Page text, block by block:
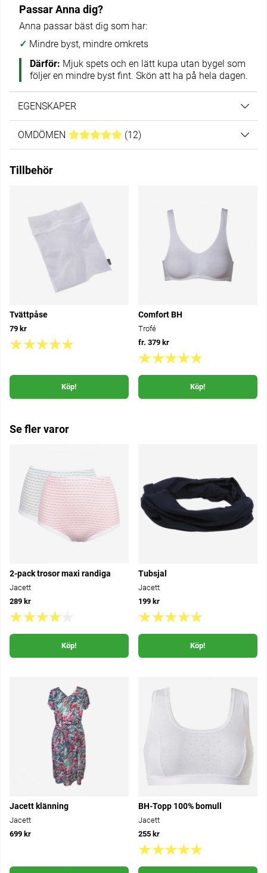
Passar Anna dig?
Anna passar bäst dig som har:
✓ Mindre byst, mindre omkrets
Därför: Mjuk spets och en lätt kupa utan bygel som
följer en mindre byst fint. Skön att ha på hela dagen.
EGENSKAPER
OMDÖMEN MEDELBETYG 5 AV 5 ANTAL BETYG 12
(12)
Tillbehör
Tvättpåse
79 kr
Köp!
Comfort BH
Trofé
fr. 379 kr
Köp!
Se fler varor
2-pack trosor maxi randiga
Jacett
289 kr
Köp!
Tubsjal
Jacett
199 kr
Köp!
Jacett klänning
Jacett
699 kr
BH-Topp 100% bomull
Jacett
255 kr